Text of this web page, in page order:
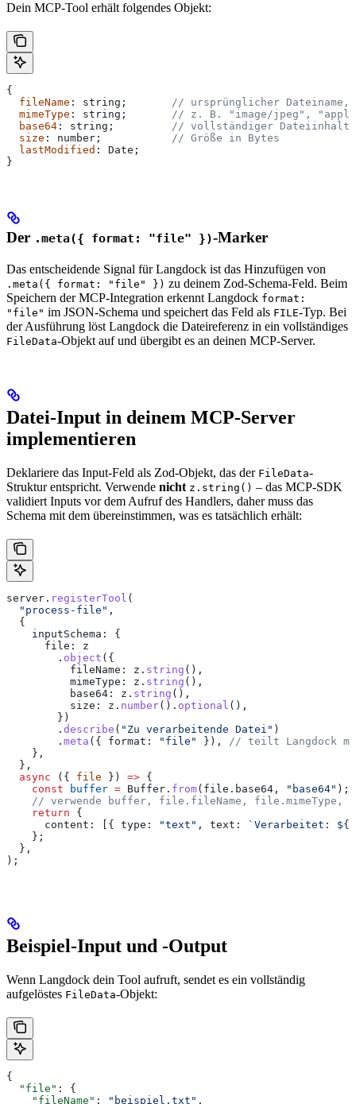
Dein MCP-Tool erhält folgendes Objekt:
{
  fileName
: string ; // ursprünglicher
  mimeType
: string ; // z. B. "image/jpeg",
  base64
: string ; // vollständiger Dateiinhalt,
  size
: number ; // Größe in Bytes
  lastModified
: Date ;
}
Der .meta({ format: "file" })-Marker
Das entscheidende Signal für Langdock ist das Hinzufügen von
.meta({ format: "file" }) zu deinem Zod-Schema-Feld. Beim
Speichern der MCP-Integration erkennt Langdock format:
"file" im JSON-Schema und speichert das Feld als FILE-Typ. Bei
der Ausführung löst Langdock die Dateireferenz in ein vollständiges
FileData-Objekt auf und übergibt es an deinen MCP-Server.
Datei-Input in deinem MCP-Server
implementieren
Deklariere das Input-Feld als Zod-Objekt, das der FileData-
Struktur entspricht. Verwende nicht z.string() – das MCP-SDK
validiert Inputs vor dem Aufruf des Handlers, daher muss das
Schema mit dem übereinstimmen, was es tatsächlich erhält:
server . registerTool (
  "process-file"
,
  {
    inputSchema:
{
      file:
z
        .
object ({
          fileName:
z . string (),
          mimeType:
z . string (),
          base64:
z . string (),
          size:
z . number(). optional (),
        })
        .
describe ( "Zu verarbeitende Datei" )
        .
meta ({ format: "file" }),
// teilt Langdock
    },
  },
  async
({ file }) => {
    const
buffer = Buffer . from( file . base64 , "base64" );
// verwende buffer, file.fileName, file.mimeType,
    return
{
      content:
[{ type: "text" , text: `Verarbeitet: ${
    };
  },
);
Beispiel-Input und -Output
Wenn Langdock dein Tool aufruft, sendet es ein vollständig
aufgelöstes FileData-Objekt:
{
  "file"
: {
    "fileName"
: "beispiel.txt" ,